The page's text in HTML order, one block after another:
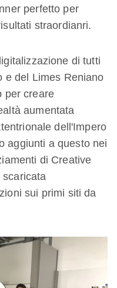
perfetto per
straordianri.
di tutti
e del Limes Reniano
per creare
aumentata
dell'Impero
aggiunti a questo nei
di Creative
sui primi siti da